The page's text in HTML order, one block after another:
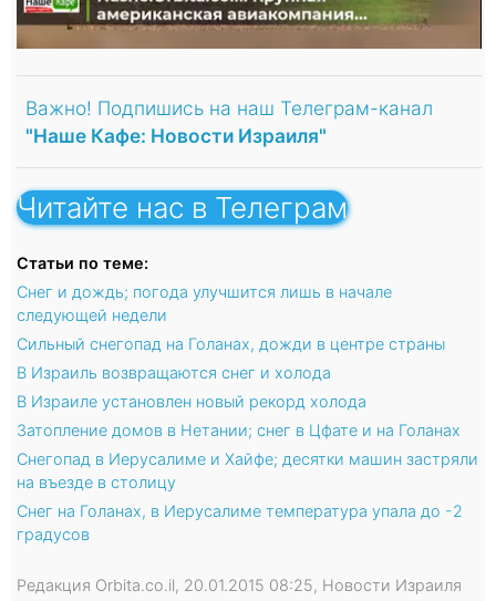
Важно! Подпишись на наш Телеграм-канал
"Наше Кафе: Новости Израиля"
Читайте нас в Телеграм
Статьи по теме:
Снег и дождь; погода улучшится лишь в начале
следующей недели
Сильный снегопад на Голанах, дожди в центре страны
В Израиль возвращаются снег и холода
В Израиле установлен новый рекорд холода
Затопление домов в Нетании; снег в Цфате и на Голанах
Снегопад в Иерусалиме и Хайфе; десятки машин застряли
на въезде в столицу
Снег на Голанах, в Иерусалиме температура упала до -2
градусов
Редакция Orbita.co.il, 20.01.2015 08:25, Новости Израиля